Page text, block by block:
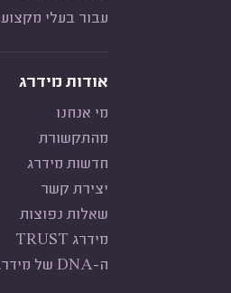
עבור בעלי מקצוע
אודות מידרג
מי אנחנו
מהתקשורת
חדשות מידרג
יצירת קשר
שאלות נפוצות
מידרג TRUST
ה-DNA של מידרג